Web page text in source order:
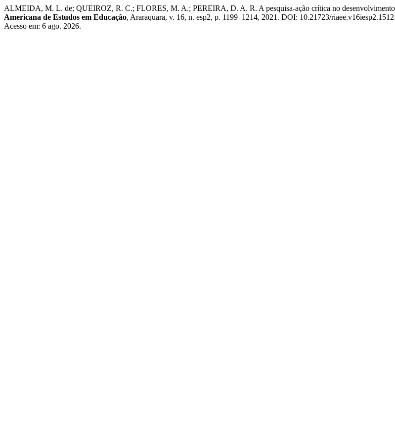
ALMEIDA, M. L. de; QUEIROZ, R. C.; FLORES, M. A.; PEREIRA, D. A. R. A pesquisa-ação crítica no desenvolvimento
Americana de Estudos em Educação, Araraquara, v. 16, n. esp2, p. 1199–1214, 2021. DOI: 10.21723/
Acesso em: 6 ago. 2026.